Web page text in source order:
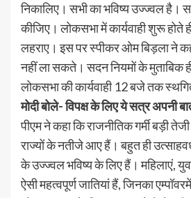
निकालिए। सभी का भविष्य उज्ज्वल है।
कीजिए। लोकसभा में कार्यवाही शुरू होते
लहराए। इस पर स्पीकर ओम बिड़ला ने
नहीं ला सकते। सदन नियमों के मुताबिक
लोकसभा की कार्यवाही 12 बजे तक
मोदी बोले- विपक्ष के लिए ये सत्र अपनी
पीएम ने कहा कि राजनीतिक गर्मी बड़ी
राज्यों के नतीजे आए हैं। बहुत ही
के उज्ज्वल भविष्य के लिए हैं। महिलाएं,
ऐसी महत्वपूर्ण जातियां हैं, जिनका